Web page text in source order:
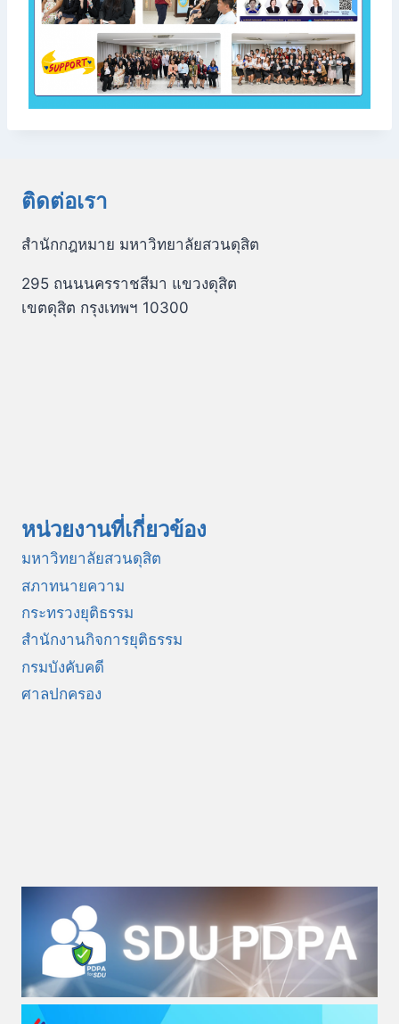
ติดต่อเรา
สำนักกฎหมาย มหาวิทยาลัยสวนดุสิต
295 ถนนนครราชสีมา แขวงดุสิต
เขตดุสิต กรุงเทพฯ 10300
หน่วยงานที่เกี่ยวข้อง
มหาวิทยาลัยสวนดุสิต
สภาทนายความ
กระทรวงยุติธรรม
สำนักงานกิจการยุติธรรม
กรมบังคับคดี
ศาลปกครอง